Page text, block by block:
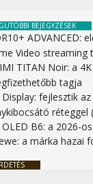
BEJEGYZÉSEK
ADVANCED:
Video streaming
TITAN Noir: a
tagja
Display: fejlesztik
réteggel
OLED B6: a 2026-
a márka hazai